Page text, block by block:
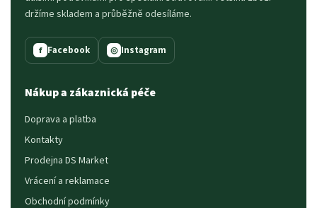
držíme skladem a průběžně odesíláme.
f Facebook ◎ Instagram
Nákup a zákaznická péče
Doprava a platba
Kontakty
Prodejna DS Market
Vrácení a reklamace
Obchodní podmínky